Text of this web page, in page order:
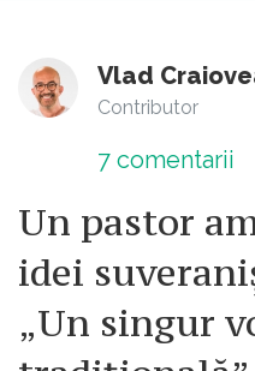
Vlad
Contributor
7 comentarii
Un pastor
idei
„Un singur